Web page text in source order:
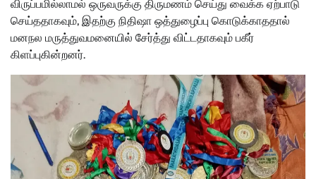
விருப்பமில்லாமல் ஒருவருக்கு திருமணம் செய்து வைக்க ஏற்பாடு
செய்ததாகவும், இதற்கு நிதிஷா ஒத்துழைப்பு கொடுக்காததால்
மனநல மருத்துவமனையில் சேர்த்து விட்டதாகவும் பகீர்
கிளப்புகின்றனர்.